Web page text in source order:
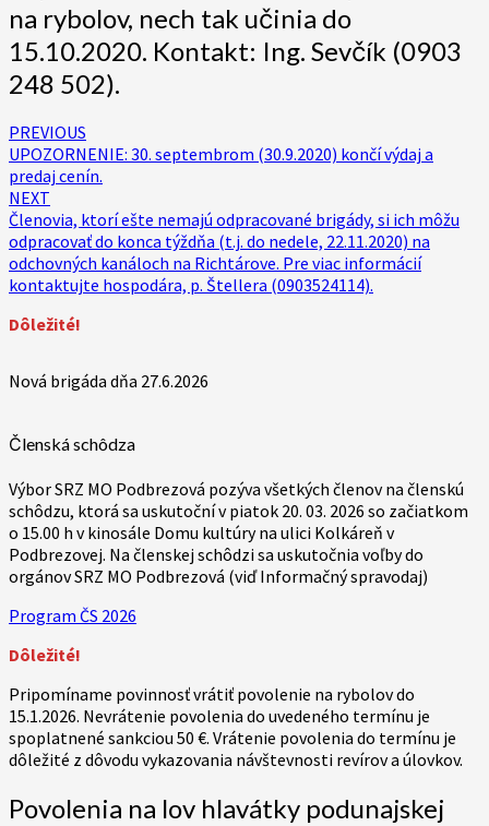
Podbrezová,
ktorí
si
neprevzali
členskú
známku
a
povolenie
na
rybolov,
nech
tak
učinia
do
15.10.2020.
Sevčík
502).
na rybolov, nech tak učinia do
15.10.2020. Kontakt: Ing. Sevčík (0903
248 502).
Post
navigation
PREVIOUS
UPOZORNENIE: 30. septembrom (30.9.2020) končí výdaj a
predaj cenín.
NEXT
Členovia, ktorí ešte nemajú odpracované brigády, si ich môžu
odpracovať do konca týždňa (t.j. do nedele, 22.11.2020) na
odchovných kanáloch na Richtárove. Pre viac informácií
kontaktujte hospodára, p. Štellera (0903524114).
Dôležité!
Nová brigáda dňa 27.6.2026
Členská schôdza
Výbor SRZ MO Podbrezová pozýva všetkých členov na členskú
schôdzu, ktorá sa uskutoční v piatok 20. 03. 2026 so začiatkom
o 15.00 h v kinosále Domu kultúry na ulici Kolkáreň v
Podbrezovej. Na členskej schôdzi sa uskutočnia voľby do
orgánov SRZ MO Podbrezová (viď Informačný spravodaj)
Program ČS 2026
Dôležité!
Pripomíname povinnosť vrátiť povolenie na rybolov do
15.1.2026. Nevrátenie povolenia do uvedeného termínu je
spoplatnené sankciou 50 €. Vrátenie povolenia do termínu je
dôležité z dôvodu vykazovania návštevnosti revírov a úlovkov.
Povolenia na lov hlavátky podunajskej